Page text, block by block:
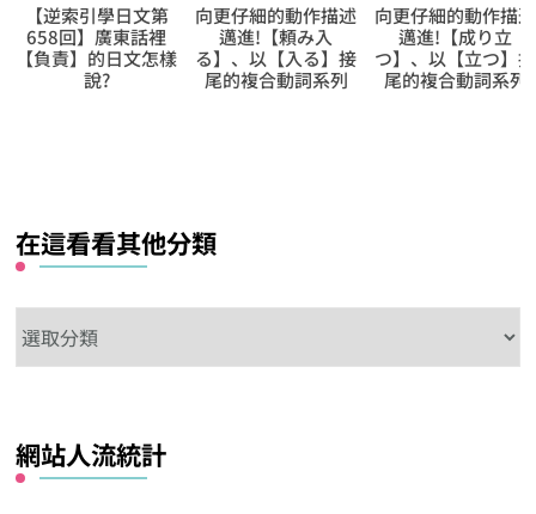
【逆索引學日文第
658回】廣東話裡
【負責】的日文怎樣
說?
向更仔細的動作描述
邁進!【頼み入
る】、以【入る】接
尾的複合動詞系列
向更仔細的動作描述
邁進!【成り立
つ】、以【立つ】接
尾的複合動詞系列
在這看看其他分類
這
其
他
網站人流統計